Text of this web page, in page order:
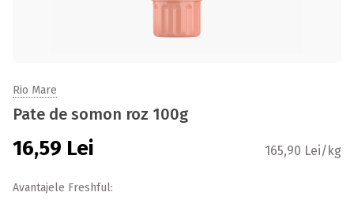
Rio Mare
Pate de somon roz 100g
16,59 Lei 165,90 Lei/kg
Avantajele Freshful: